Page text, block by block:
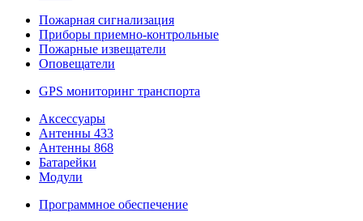
Пожарная сигнализация
Приборы приемно-контрольные
Пожарные извещатели
Оповещатели
GPS мониторинг транспорта
Аксессуары
Антенны 433
Антенны 868
Батарейки
Модули
Программное обеспечение